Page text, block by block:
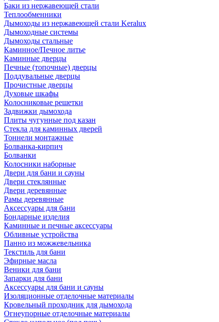
Баки из нержавеющей стали
Теплообменники
Дымоходы из нержавеющей стали Keralux
Дымоходные системы
Дымоходы стальные
Каминное/Печное литье
Каминные дверцы
Печные (топочные) дверцы
Поддувальные дверцы
Прочистные дверцы
Духовые шкафы
Колосниковые решетки
Задвижки дымохода
Плиты чугунные под казан
Стекла для каминных дверей
Тоннели монтажные
Болванка-кирпич
Болванки
Колосники наборные
Двери для бани и сауны
Двери стеклянные
Двери деревянные
Рамы деревянные
Аксессуары для бани
Бондарные изделия
Каминные и печные аксессуары
Обливные устройства
Панно из можжевельника
Текстиль для бани
Эфирные масла
Веники для бани
Запарки для бани
Аксессуары для бани и сауны
Изоляционные отделочные материалы
Кровельный проходник для дымохода
Огнеупорные отделочные материалы